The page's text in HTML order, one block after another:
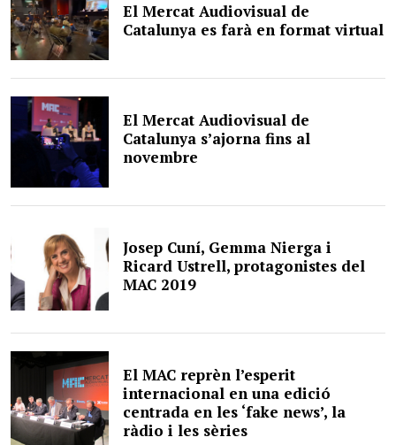
El Mercat Audiovisual de
Catalunya es farà en format virtual
El Mercat Audiovisual de
Catalunya s’ajorna fins al
novembre
Josep Cuní, Gemma Nierga i
Ricard Ustrell, protagonistes del
MAC 2019
El MAC reprèn l’esperit
internacional en una edició
centrada en les ‘fake news’, la
ràdio i les sèries